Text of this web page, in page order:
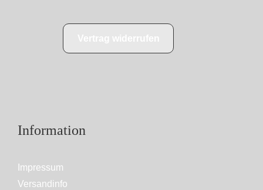
Information
Impressum
Versandinfo